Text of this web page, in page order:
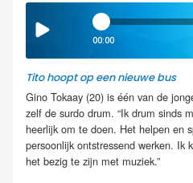
00:00
Tito hoopt op een nieuwe bus
Gino Tokaay (20) is één van de
zelf de surdo drum. “Ik drum sinds
heerlijk om te doen. Het helpen en
persoonlijk ontstressend werken. Ik
het bezig te zijn met muziek.”